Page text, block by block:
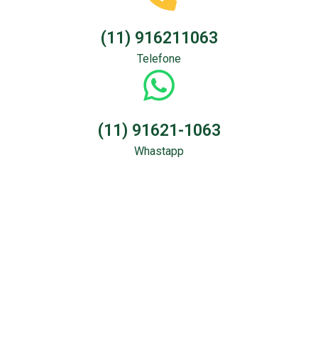
(11) 916211063
Telefone
(11) 91621-1063
Whastapp